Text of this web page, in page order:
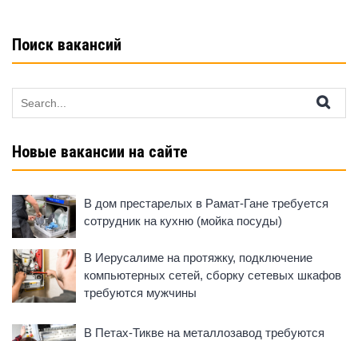
Поиск вакансий
for:
Новые вакансии на сайте
В дом престарелых в Рамат-Гане требуется
сотрудник на кухню (мойка посуды)
В Иерусалиме на протяжку, подключение
компьютерных сетей, сборку сетевых шкафов
требуются мужчины
В Петах-Тикве на металлозавод требуются